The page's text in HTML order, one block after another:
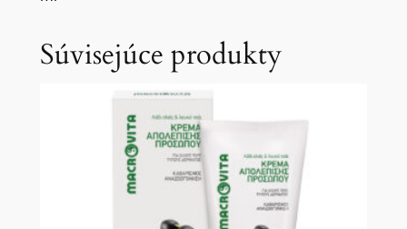
Súvisejúce produkty